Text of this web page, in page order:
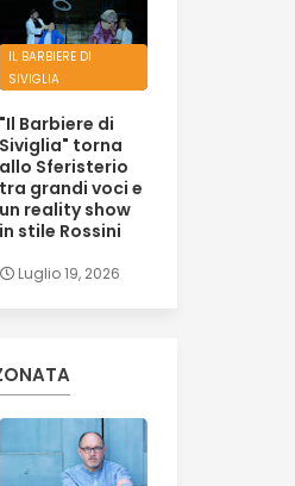
IL BARBIERE DI
SIVIGLIA
"Il Barbiere di
Siviglia" torna
allo Sferisterio
tra grandi voci e
un reality show
in stile Rossini
Luglio 19, 2026